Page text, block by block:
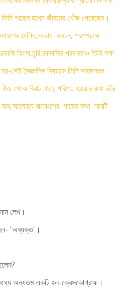
গাছের মধ্যে জীবনের খোঁজ পেয়েছেন।
তাগিদ,অভাব-অনটন, পরস্পরকে
হিংসা,চুরি,ডাকাতির প্রবণতাও তিনি লক্ষ
সেই বৈজ্ঞানিক বিষয়কে তিনি সহজসরল
থেকে বিরাট গাছে পরিণত হওয়ার কথা তাঁর
রচনাংশের 'গাছের কথা' নামটি
লেখ।
হল- 'অব্যক্ত'।
অন্যতম একটি হল-ক্রেসকোগ্রাফ।